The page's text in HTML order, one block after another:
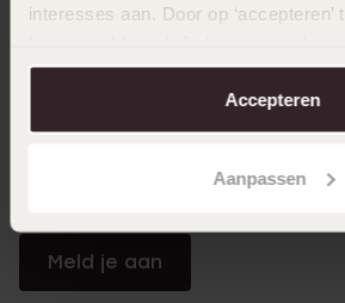
interesses aan. Door op ‘accepteren’
aanpassen. Lees er meer over in ons
Accepteren
Aanpassen
Word member en ontvang altijd
Meld je aan